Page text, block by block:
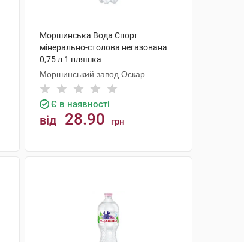
Моршинська Вода Спорт
мінерально-столова негазована
0,75 л 1 пляшка
Моршинський завод Оскар
Є в наявності
від 28.90 грн